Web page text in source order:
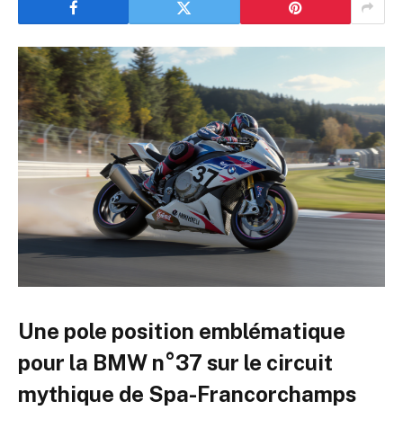
Une pole position emblématique
pour la BMW n°37 sur le circuit
mythique de Spa-Francorchamps